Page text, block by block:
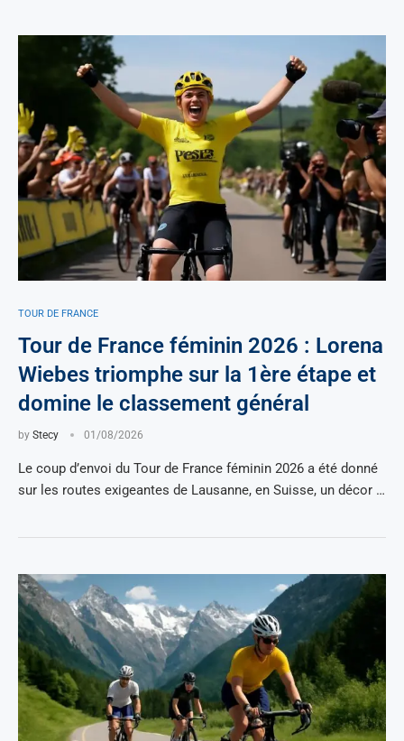
TOUR DE FRANCE
Tour de France féminin 2026 : Lorena
Wiebes triomphe sur la 1ère étape et
domine le classement général
by Stecy 01/08/2026
Le coup d’envoi du Tour de France féminin 2026 a été donné
sur les routes exigeantes de Lausanne, en Suisse, un décor …